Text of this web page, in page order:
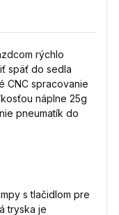
rýchlo
späť do sedla
CNC spracovanie
náplne 25g
pneumatík do
s tlačidlom pre
tryska je